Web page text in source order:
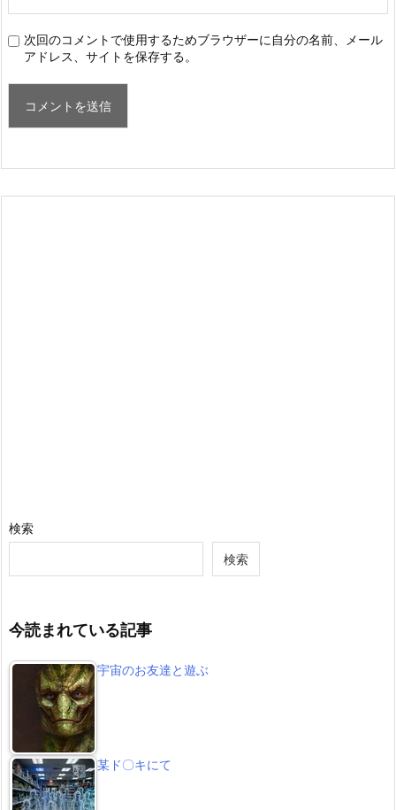
次回のコメントで使用するためブラウザーに自分の名前、メール
アドレス、サイトを保存する。
検索
検索
今読まれている記事
宇宙のお友達と遊ぶ
某ド〇キにて